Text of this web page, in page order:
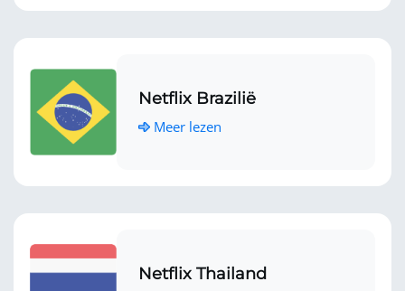
Netflix Brazilië
Meer lezen
Netflix Thailand